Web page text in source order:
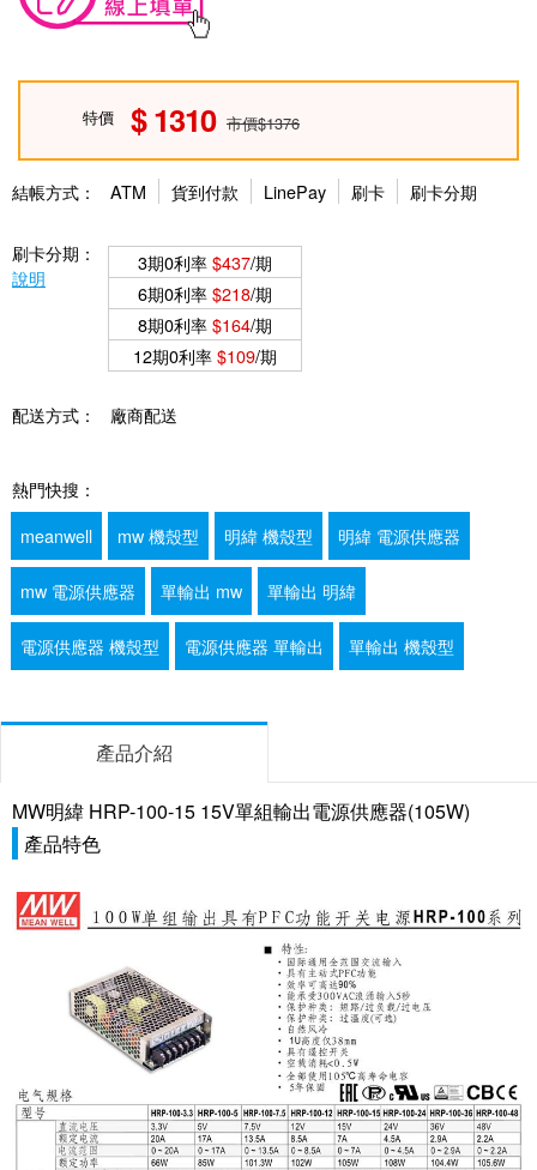
特價 1310 市價$1376
結帳方式： ATM 貨到付款 LinePay 刷卡 刷卡分期
刷卡分期：
說明
3期0利率$437/期
6期0利率$218/期
8期0利率$164/期
12期0利率$109/期
配送方式： 廠商配送
熱門快搜：
meanwell
mw 機殼型 明緯 機殼型 明緯 電源供應器
mw 電源供應器 單輸出 mw 單輸出 明緯
電源供應器 機殼型 電源供應器 單輸出 單輸出 機殼型
產品介紹
MW明緯 HRP-100-15 15V單組輸出電源供應器(105W)
產品特色